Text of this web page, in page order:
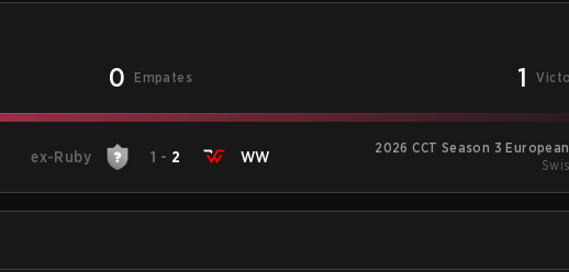
0 Empates 1
ex-Ruby 1 - 2 WW
2026 CCT Season 3